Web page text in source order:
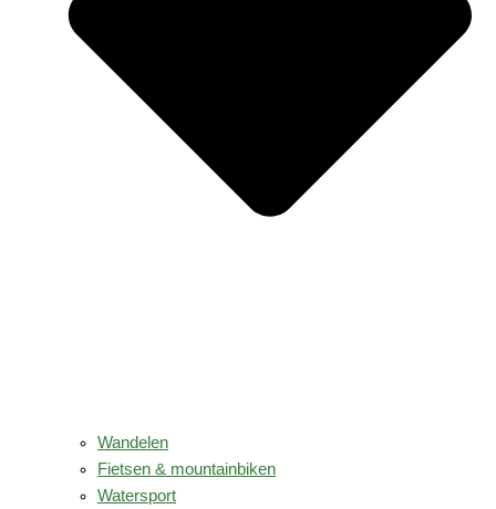
Wandelen
Fietsen & mountainbiken
Watersport